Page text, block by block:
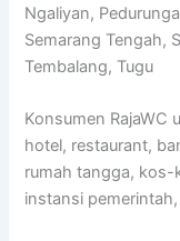
Ngaliyan,
Semarang Tengah,
Tembalang, Tugu
Konsumen RajaWC
hotel, restaurant,
rumah tangga, kos-
instansi